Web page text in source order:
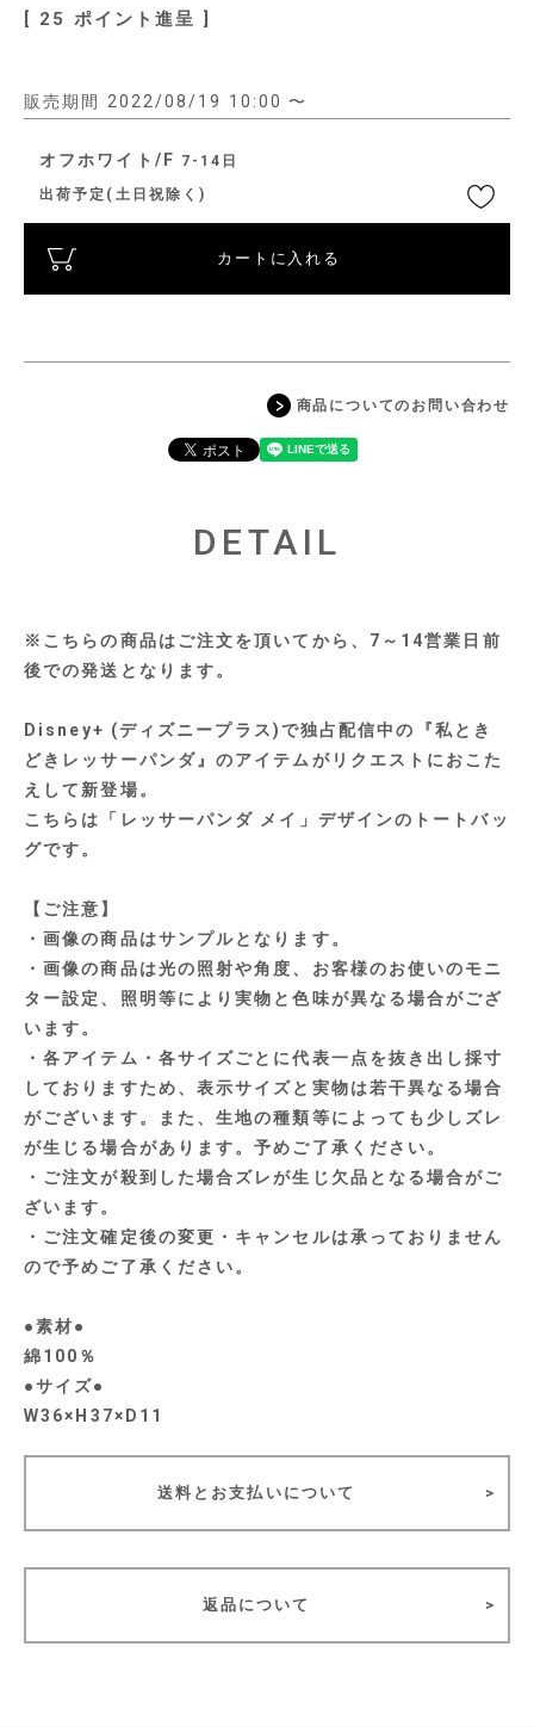
[ 25 ポイント進呈 ]
販売期間 2022/08/19 10:00 〜
オフホワイト/F 7-14日
出荷予定(土日祝除く)
カートに入れる
商品についてのお問い合わせ
DETAIL
※こちらの商品はご注文を頂いてから、7～14営業日前
後での発送となります。
Disney+ (ディズニープラス)で独占配信中の『私とき
どきレッサーパンダ』のアイテムがリクエストにおこた
えして新登場。
こちらは「レッサーパンダ メイ」デザインのトートバッ
グです。
【ご注意】
・画像の商品はサンプルとなります。
・画像の商品は光の照射や角度、お客様のお使いのモニ
ター設定、照明等により実物と色味が異なる場合がござ
います。
・各アイテム・各サイズごとに代表一点を抜き出し採寸
しておりますため、表示サイズと実物は若干異なる場合
がございます。また、生地の種類等によっても少しズレ
が生じる場合があります。予めご了承ください。
・ご注文が殺到した場合ズレが生じ欠品となる場合がご
ざいます。
・ご注文確定後の変更・キャンセルは承っておりません
ので予めご了承ください。
●素材●
綿100％
●サイズ●
W36×H37×D11
送料とお支払いについて
返品について